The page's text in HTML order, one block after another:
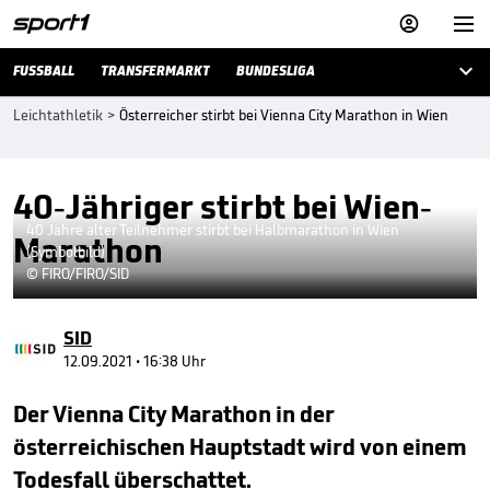


FUSSBALL TRANSFERMARKT BUNDESLIGA 
Leichtathletik > Österreicher stirbt bei Vienna City Marathon in Wien
40-Jähriger stirbt bei Wien-
Marathon
40 Jahre alter Teilnehmer stirbt bei Halbmarathon in Wien
(Symbolbild)
© FIRO/FIRO/SID
SID
12.09.2021 • 16:38 Uhr
Der Vienna City Marathon in der
österreichischen Hauptstadt wird von einem
Todesfall überschattet.